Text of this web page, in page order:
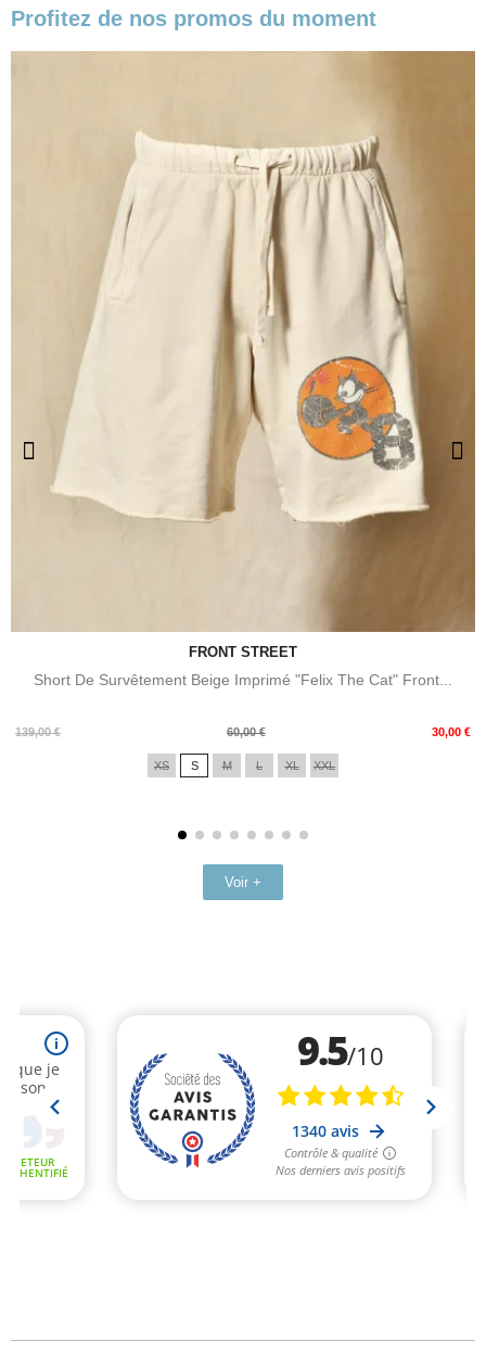
Profitez de nos promos du moment
FRONT STREET
Short De Survêtement Beige Imprimé "Felix The Cat" Front...
139,00 €
Prix
60,00 € 30,00 €
Prix
XS S M L XL XXL
Voir +